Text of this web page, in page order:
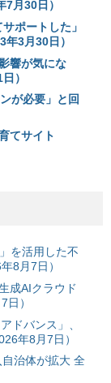
月30日）
ポートした」
3月30日）
響が気にな
）
が必要」と回
てサイト
を活用した不
8月7日）
成AIクラウド
日）
ドバンス」、
年8月7日）
治体が拡大 全